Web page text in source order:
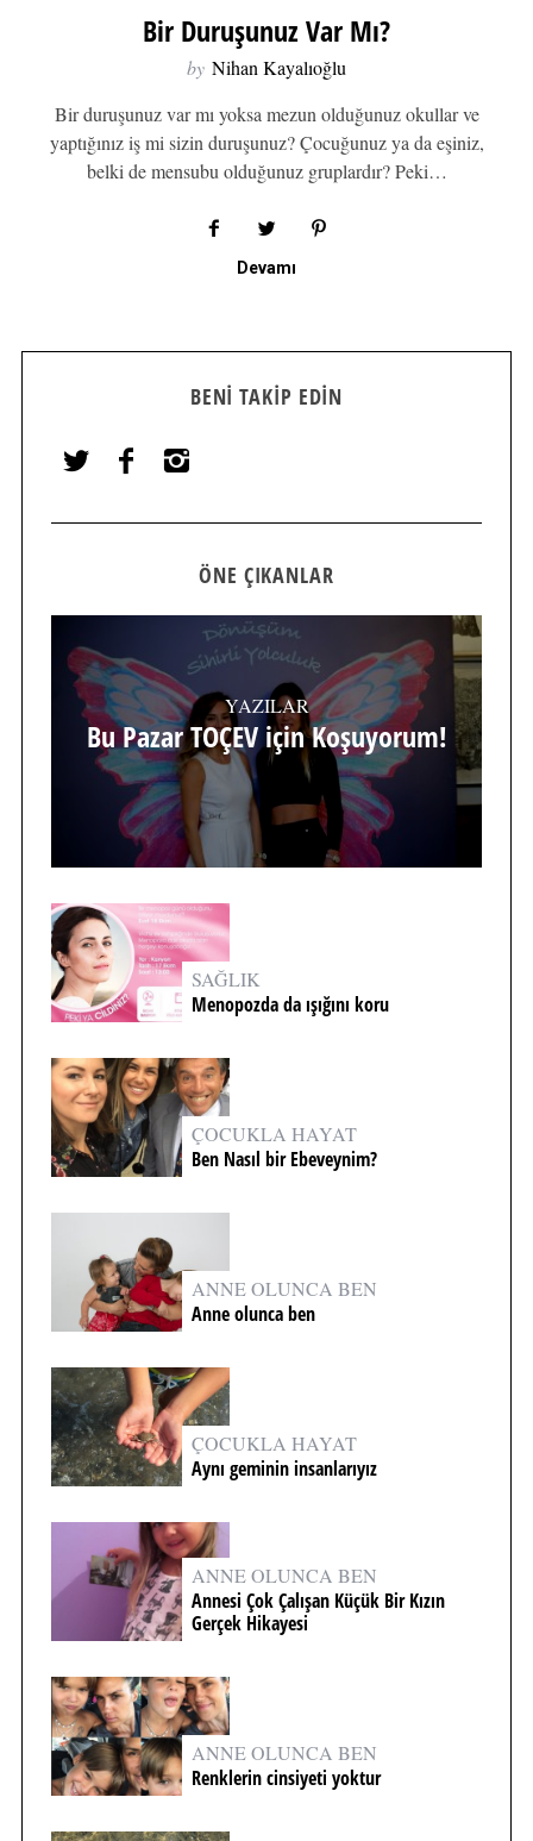
Bir Duruşunuz Var Mı?
by Nihan Kayalıoğlu
Bir duruşunuz var mı yoksa mezun olduğunuz okullar ve
yaptığınız iş mi sizin duruşunuz? Çocuğunuz ya da eşiniz,
belki de mensubu olduğunuz gruplardır? Peki…
Devamı
BENI TAKIP EDIN
ÖNE ÇIKANLAR
YAZILAR
Bu Pazar TOÇEV için Koşuyorum!
SAĞLIK
Menopozda da ışığını koru
ÇOCUKLA HAYAT
Ben Nasıl bir Ebeveynim?
ANNE OLUNCA BEN
Anne olunca ben
ÇOCUKLA HAYAT
Aynı geminin insanlarıyız
ANNE OLUNCA BEN
Annesi Çok Çalışan Küçük Bir Kızın
Gerçek Hikayesi
ANNE OLUNCA BEN
Renklerin cinsiyeti yoktur